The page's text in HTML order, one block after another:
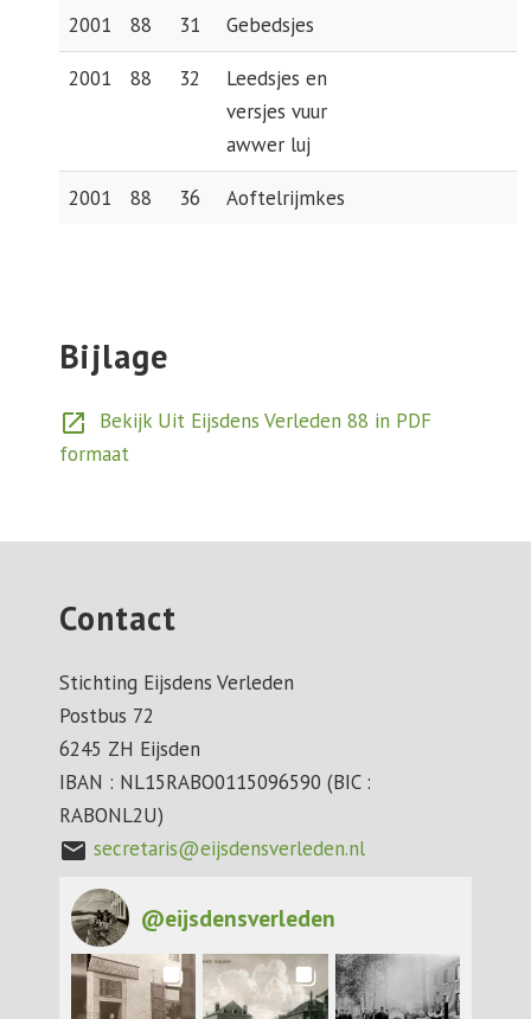
2001 88 31 Gebedsjes
2001 88 32
Leedsjes en
versjes vuur
awwer luj
2001 88 36 Aoftelrijmkes
Bijlage
open_in_new
Bekijk Uit Eijsdens Verleden 88 in PDF
formaat
Contact
Stichting Eijsdens Verleden
Postbus 72
6245 ZH Eijsden
IBAN : NL15RABO0115096590 (BIC :
RABONL2U)
mail secretaris@eijsdensverleden.nl
@eijsdensverleden